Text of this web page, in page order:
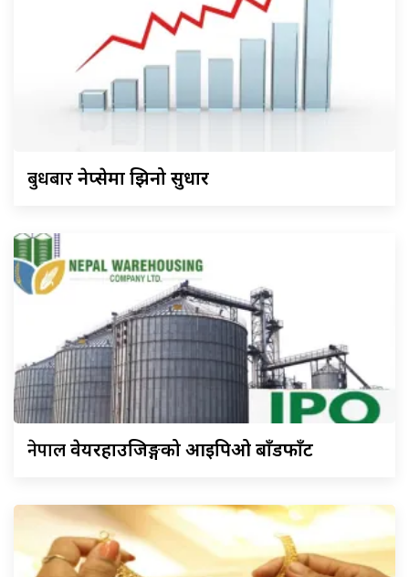
बुधबारनेप्सेमा झिनो सुधार
नेपालवेयरहाउजिङ्गको आइपिओ बाँडफाँट